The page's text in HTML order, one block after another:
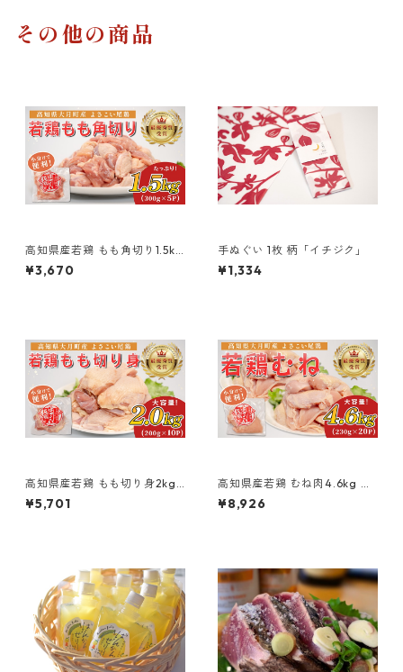
その他の商品
高知県産若鶏 もも角切り1.5kg
ブランド鶏 よさこい尾鶏
¥3,670
手ぬぐい 1枚 柄「イチジク」
¥1,334
高知県産若鶏 もも切り身2kg
ブランド鶏 よさこい尾鶏
¥5,701
高知県産若鶏 むね肉4.6kg ブ
ランド鶏 よさこい尾鶏
¥8,926